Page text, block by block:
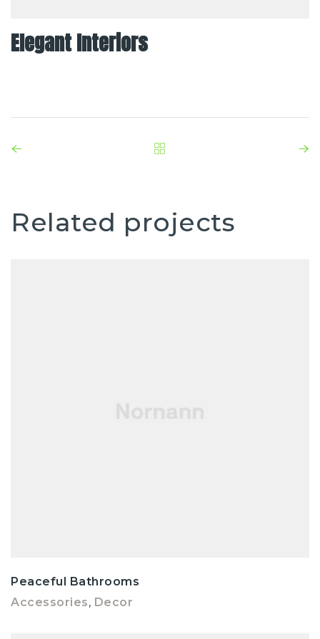
Elegant Interiors
Related projects
Peaceful Bathrooms
Accessories, Decor